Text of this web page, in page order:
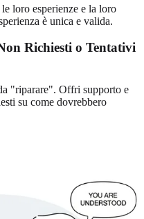
loro esperienze e la loro
è unica e valida.
Richiesti o Tentativi
"riparare". Offri supporto e
su come dovrebbero